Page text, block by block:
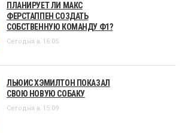
ПЛАНИРУЕТ ЛИ МАКС
ФЕРСТАППЕН СОЗДАТЬ
СОБСТВЕННУЮ КОМАНДУ Ф1?
Сегодня в 16:05
ЛЬЮИС ХЭМИЛТОН ПОКАЗАЛ
СВОЮ НОВУЮ СОБАКУ
Сегодня в 15:09